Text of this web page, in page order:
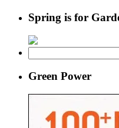
Spring is for
for:
Green Power